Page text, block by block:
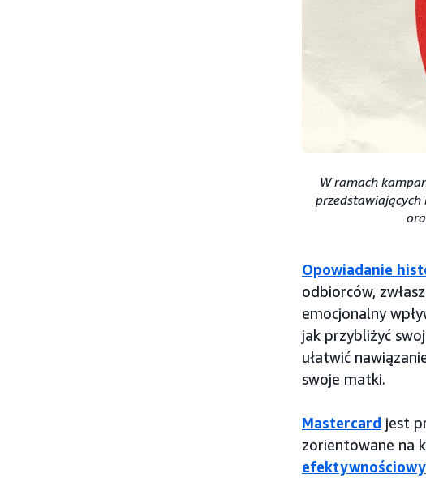
W ramach
przedstawiających
Opowiadanie
odbiorców,
emocjonalny
jak przybliżyć
ułatwić
swoje matki.
Mastercard jest
zorientowane na
efektywnościowy